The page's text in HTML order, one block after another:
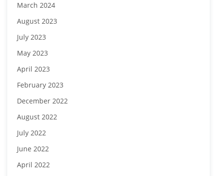
March 2024
August 2023
July 2023
May 2023
April 2023
February 2023
December 2022
August 2022
July 2022
June 2022
April 2022